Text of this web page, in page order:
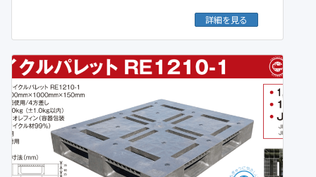
詳細を見る